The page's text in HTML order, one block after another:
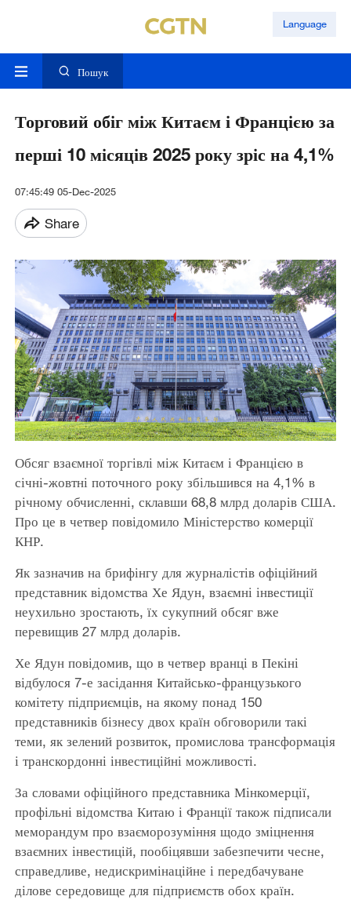
Language
Пошук
Торговий обіг між Китаєм і Францією за
перші 10 місяців 2025 року зріс на 4,1%
07:45:49 05-Dec-2025
Share
Обсяг взаємної торгівлі між Китаєм і Францією в
січні-жовтні поточного року збільшився на 4,1% в
річному обчисленні, склавши 68,8 млрд доларів США.
Про це в четвер повідомило Міністерство комерції
КНР.
Як зазначив на брифінгу для журналістів офіційний
представник відомства Хе Ядун, взаємні інвестиції
неухильно зростають, їх сукупний обсяг вже
перевищив 27 млрд доларів.
Хе Ядун повідомив, що в четвер вранці в Пекіні
відбулося 7-е засідання Китайсько-французького
комітету підприємців, на якому понад 150
представників бізнесу двох країн обговорили такі
теми, як зелений розвиток, промислова трансформація
і транскордонні інвестиційні можливості.
За словами офіційного представника Мінкомерції,
профільні відомства Китаю і Франції також підписали
меморандум про взаєморозуміння щодо зміцнення
взаємних інвестицій, пообіцявши забезпечити чесне,
справедливе, недискримінаційне і передбачуване
ділове середовище для підприємств обох країн.